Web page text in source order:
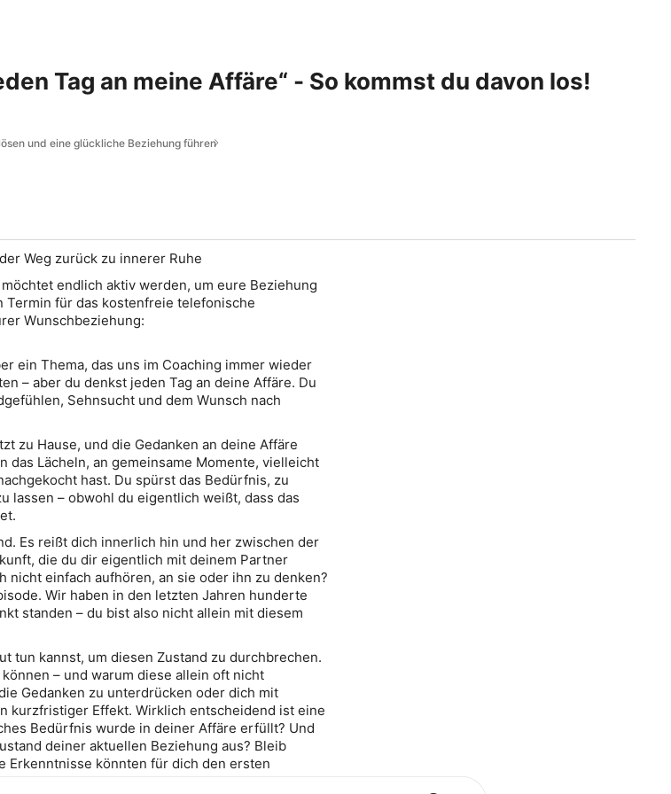
Tag an meine Affäre“ - So kommst du davon los!
und eine glückliche Beziehung führen
Weg zurück zu innerer Ruhe
endlich aktiv werden, um eure Beziehung
für das kostenfreie telefonische
Wunschbeziehung:
ein Thema, das uns im Coaching immer wieder
– aber du denkst jeden Tag an deine Affäre. Du
Sehnsucht und dem Wunsch nach
zu Hause, und die Gedanken an deine Affäre
das Lächeln, an gemeinsame Momente, vielleicht
hast. Du spürst das Bedürfnis, zu
lassen – obwohl du eigentlich weißt, dass das
Es reißt dich innerlich hin und her zwischen der
die du dir eigentlich mit deinem Partner
nicht einfach aufhören, an sie oder ihn zu denken?
Wir haben in den letzten Jahren hunderte
standen – du bist also nicht allein mit diesem
tun kannst, um diesen Zustand zu durchbrechen.
– und warum diese allein oft nicht
Gedanken zu unterdrücken oder dich mit
kurzfristiger Effekt. Wirklich entscheidend ist eine
Bedürfnis wurde in deiner Affäre erfüllt? Und
deiner aktuellen Beziehung aus? Bleib
Erkenntnisse könnten für dich den ersten